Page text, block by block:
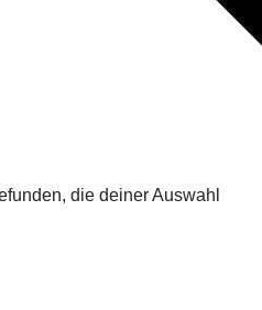
die deiner Auswahl